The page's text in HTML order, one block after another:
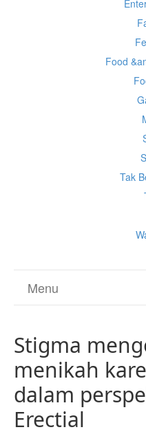
Food
Tak
Menu
Stigma
menikah
dalam
Erectial